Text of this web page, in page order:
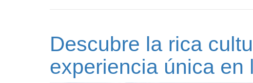
Descubre la rica
experiencia única en